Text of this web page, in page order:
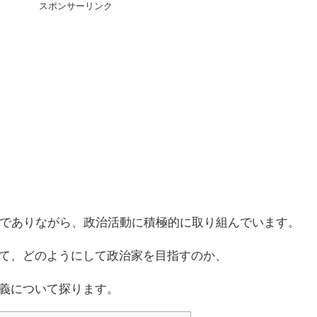
スポンサーリンク
ありながら、政治活動に積極的に取り組んでいます。
、どのようにして政治家を目指すのか、
について探ります。